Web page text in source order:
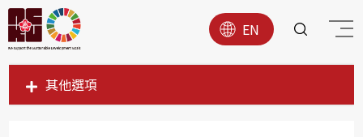
EN
其他選項
SDG1